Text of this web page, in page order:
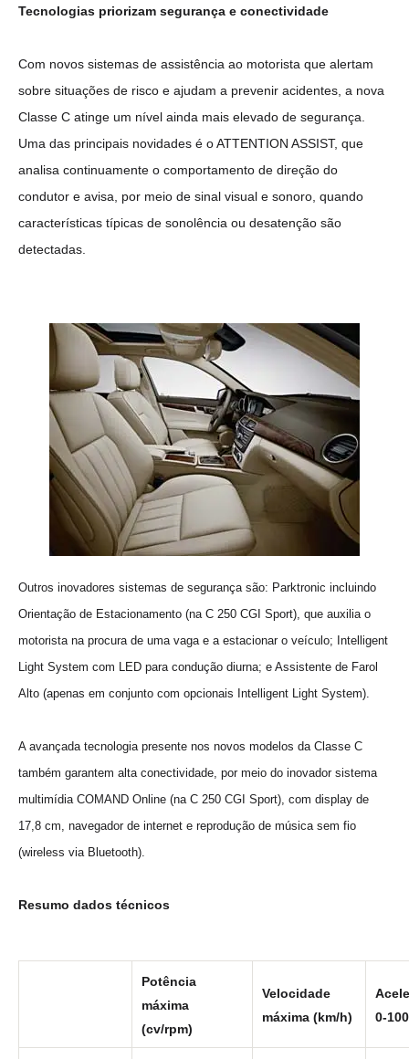
Tecnologias priorizam segurança e conectividade
Com novos sistemas de assistência ao motorista que alertam
sobre situações de risco e ajudam a prevenir acidentes, a nova
Classe C atinge um nível ainda mais elevado de segurança.
Uma das principais novidades é o ATTENTION ASSIST, que
analisa continuamente o comportamento de direção do
condutor e avisa, por meio de sinal visual e sonoro, quando
características típicas de sonolência ou desatenção são
detectadas.
Outros inovadores sistemas de segurança são: Parktronic incluindo
Orientação de Estacionamento (na C 250 CGI Sport), que auxilia o
motorista na procura de uma vaga e a estacionar o veículo; Intelligent
Light System com LED para condução diurna; e Assistente de Farol
Alto (apenas em conjunto com opcionais Intelligent Light System).
A avançada tecnologia presente nos novos modelos da Classe C
também garantem alta conectividade, por meio do inovador sistema
multimídia COMAND Online (na C 250 CGI Sport), com display de
17,8 cm, navegador de internet e reprodução de música sem fio
(wireless via Bluetooth).
Resumo dados técnicos
Potência
máxima
(cv/rpm)
Velocidade
máxima (km/h)
0-